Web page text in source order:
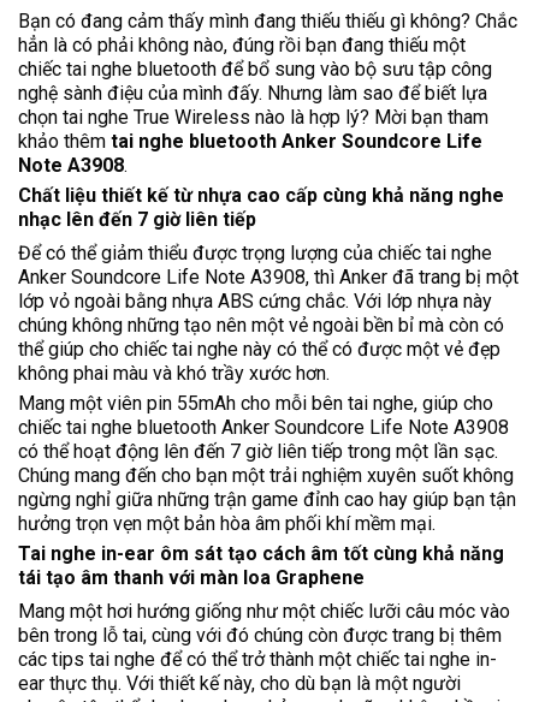
Bạn có đang cảm thấy mình đang thiếu thiếu gì không? Chắc
hẳn là có phải không nào, đúng rồi bạn đang thiếu một
chiếc tai nghe bluetooth để bổ sung vào bộ sưu tập công
nghệ sành điệu của mình đấy. Nhưng làm sao để biết lựa
chọn tai nghe True Wireless nào là hợp lý? Mời bạn tham
khảo thêm tai nghe bluetooth Anker Soundcore Life
Note A3908.
Chất liệu thiết kế từ nhựa cao cấp cùng khả năng nghe
nhạc lên đến 7 giờ liên tiếp
Để có thể giảm thiểu được trọng lượng của chiếc tai nghe
Anker Soundcore Life Note A3908, thì Anker đã trang bị một
lớp vỏ ngoài bằng nhựa ABS cứng chắc. Với lớp nhựa này
chúng không những tạo nên một vẻ ngoài bền bỉ mà còn có
thể giúp cho chiếc tai nghe này có thể có được một vẻ đẹp
không phai màu và khó trầy xước hơn.
Mang một viên pin 55mAh cho mỗi bên tai nghe, giúp cho
chiếc tai nghe bluetooth Anker Soundcore Life Note A3908
có thể hoạt động lên đến 7 giờ liên tiếp trong một lần sạc.
Chúng mang đến cho bạn một trải nghiệm xuyên suốt không
ngừng nghỉ giữa những trận game đỉnh cao hay giúp bạn tận
hưởng trọn vẹn một bản hòa âm phối khí mềm mại.
Tai nghe in-ear ôm sát tạo cách âm tốt cùng khả năng
tái tạo âm thanh với màn loa Graphene
Mang một hơi hướng giống như một chiếc lưỡi câu móc vào
bên trong lỗ tai, cùng với đó chúng còn được trang bị thêm
các tips tai nghe để có thể trở thành một chiếc tai nghe in-
ear thực thụ. Với thiết kế này, cho dù bạn là một người